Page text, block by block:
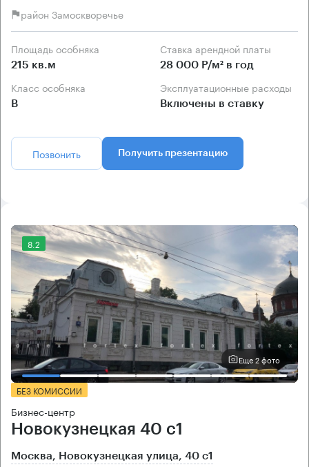
район Замоскворечье
Площадь особняка
215 кв.м
Ставка арендной платы
28 000 Р/м² в год
Класс особняка
B
Эксплуатационные расходы
Включены в ставку
Позвонить Получить презентацию
8.2
Еще 2 фото
БЕЗ КОМИССИИ
Бизнес-центр
Новокузнецкая 40 с1
Москва, Новокузнецкая улица, 40 с1